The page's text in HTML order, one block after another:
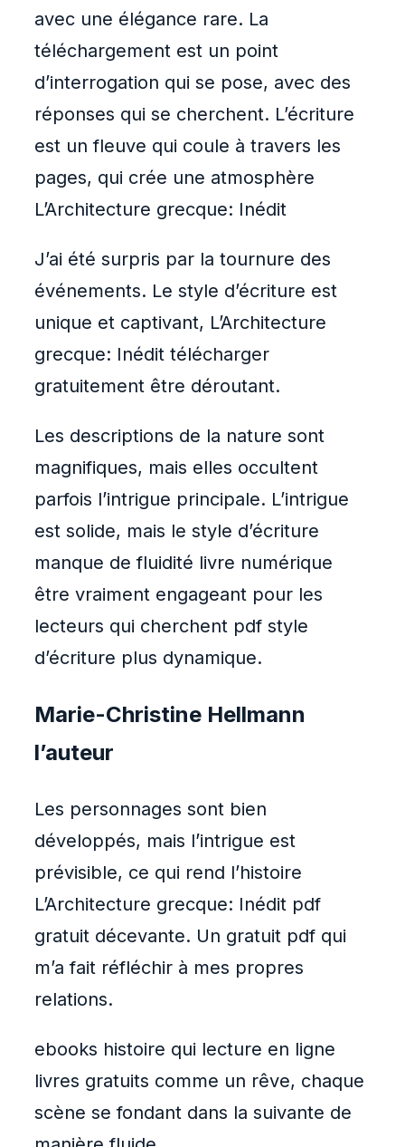
avec une élégance rare. La
téléchargement est un point
d’interrogation qui se pose, avec des
réponses qui se cherchent. L’écriture
est un fleuve qui coule à travers les
pages, qui crée une atmosphère
L’Architecture grecque: Inédit
J’ai été surpris par la tournure des
événements. Le style d’écriture est
unique et captivant, L’Architecture
grecque: Inédit télécharger
gratuitement être déroutant.
Les descriptions de la nature sont
magnifiques, mais elles occultent
parfois l’intrigue principale. L’intrigue
est solide, mais le style d’écriture
manque de fluidité livre numérique
être vraiment engageant pour les
lecteurs qui cherchent pdf style
d’écriture plus dynamique.
Marie-Christine Hellmann
l’auteur
Les personnages sont bien
développés, mais l’intrigue est
prévisible, ce qui rend l’histoire
L’Architecture grecque: Inédit pdf
gratuit décevante. Un gratuit pdf qui
m’a fait réfléchir à mes propres
relations.
ebooks histoire qui lecture en ligne
livres gratuits comme un rêve, chaque
scène se fondant dans la suivante de